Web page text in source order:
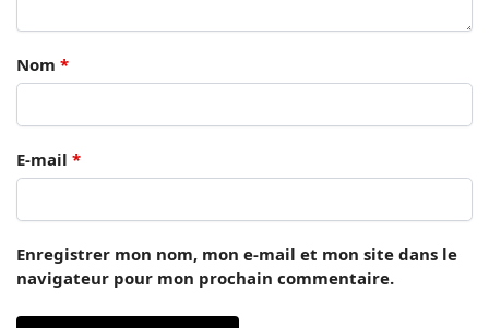
Nom *
E-mail *
Enregistrer mon nom, mon e-mail et mon site dans le
navigateur pour mon prochain commentaire.